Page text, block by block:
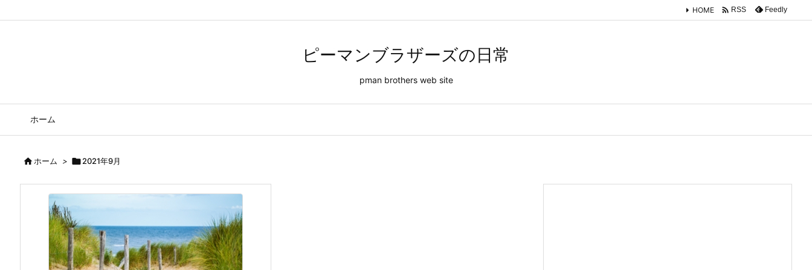
ピーマンブラザーズの日常
pman brothers web site
ホーム
HOME  RSS Feedly
ホーム > 2021年9月